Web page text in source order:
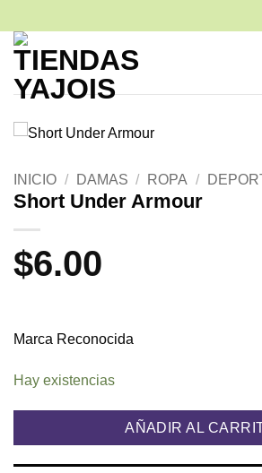
al
contenido
INICIO / DAMAS / ROPA /
Short Under Armour
$6.00
Marca Reconocida
Hay existencias
AÑADIR AL